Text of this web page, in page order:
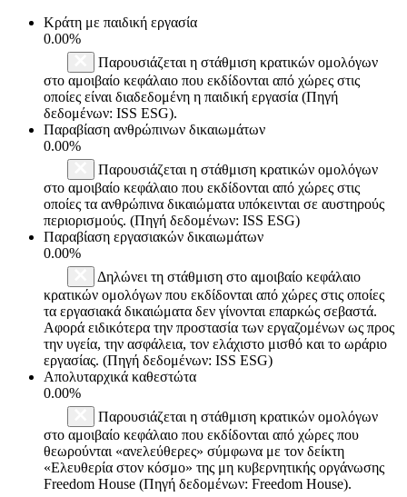
Κράτη με παιδική εργασία
0.00%
Παρουσιάζεται η στάθμιση κρατικών ομολόγων
στο αμοιβαίο κεφάλαιο που εκδίδονται από χώρες στις
οποίες είναι διαδεδομένη η παιδική εργασία (Πηγή
δεδομένων: ISS ESG).
Παραβίαση ανθρώπινων δικαιωμάτων
0.00%
Παρουσιάζεται η στάθμιση κρατικών ομολόγων
στο αμοιβαίο κεφάλαιο που εκδίδονται από χώρες στις
οποίες τα ανθρώπινα δικαιώματα υπόκεινται σε αυστηρούς
περιορισμούς. (Πηγή δεδομένων: ISS ESG)
Παραβίαση εργασιακών δικαιωμάτων
0.00%
Δηλώνει τη στάθμιση στο αμοιβαίο κεφάλαιο
κρατικών ομολόγων που εκδίδονται από χώρες στις οποίες
τα εργασιακά δικαιώματα δεν γίνονται επαρκώς σεβαστά.
Αφορά ειδικότερα την προστασία των εργαζομένων ως προς
την υγεία, την ασφάλεια, τον ελάχιστο μισθό και το ωράριο
εργασίας. (Πηγή δεδομένων: ISS ESG)
Απολυταρχικά καθεστώτα
0.00%
Παρουσιάζεται η στάθμιση κρατικών ομολόγων
στο αμοιβαίο κεφάλαιο που εκδίδονται από χώρες που
θεωρούνται «ανελεύθερες» σύμφωνα με τον δείκτη
«Ελευθερία στον κόσμο» της μη κυβερνητικής οργάνωσης
Freedom House (Πηγή δεδομένων: Freedom House).